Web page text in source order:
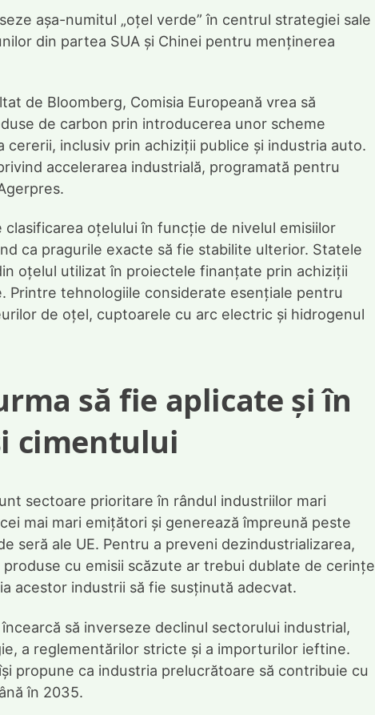
așa-numitul „oțel verde” în centrul strategiei sale
din partea SUA și Chinei pentru menținerea
de Bloomberg, Comisia Europeană vrea să
de carbon prin introducerea unor scheme
inclusiv prin achiziții publice și industria auto.
accelerarea industrială, programată pentru
oțelului în funcție de nivelul emisiilor
ca pragurile exacte să fie stabilite ulterior. Statele
oțelul utilizat în proiectele finanțate prin achiziții
Printre tehnologiile considerate esențiale pentru
de oțel, cuptoarele cu arc electric și hidrogenul
să fie aplicate și în
cimentului
sectoare prioritare în rândul industriilor mari
mai mari emițători și generează împreună peste
seră ale UE. Pentru a preveni dezindustrializarea,
cu emisii scăzute ar trebui dublate de cerințe
acestor industrii să fie susținută adecvat.
să inverseze declinul sectorului industrial,
a reglementărilor stricte și a importurilor ieftine.
propune ca industria prelucrătoare să contribuie cu
în 2035.